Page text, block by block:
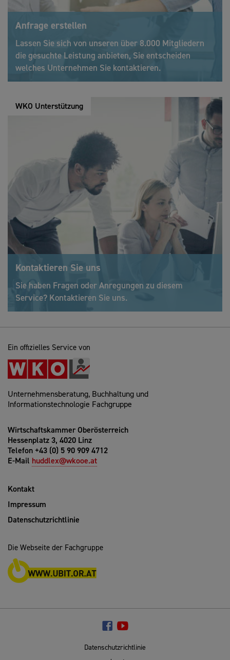
Anfrage erstellen
Lassen Sie sich von unseren über 8.000 Mitgliedern
die gesuchte Leistung anbieten, Sie entscheiden
welches Unternehmen Sie kontaktieren.
WKO Unterstützung
Kontaktieren Sie uns
Sie haben Fragen oder Anregungen zu diesem
Service? Kontaktieren Sie uns.
Ein offizielles Service von
Unternehmensberatung, Buchhaltung und
Informationstechnologie Fachgruppe
Wirtschaftskammer Oberösterreich
Hessenplatz 3, 4020 Linz
Telefon +43 (0) 5 90 909 4712
E-Mail huddlex@wkooe.at
Kontakt
Impressum
Datenschutzrichtlinie
Die Webseite der Fachgruppe
Datenschutzrichtlinie